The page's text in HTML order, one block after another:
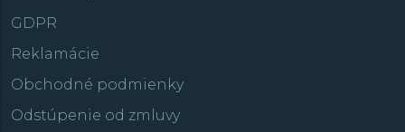
GDPR
Reklamácie
Obchodné podmienky
Odstúpenie od zmluvy